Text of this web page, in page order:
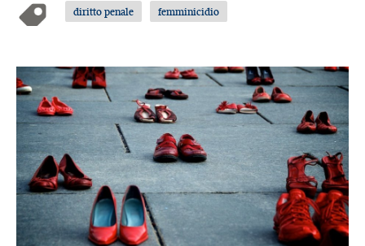
diritto penale femminicidio